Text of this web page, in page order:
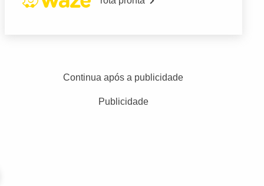
Continua após a publicidade
Publicidade